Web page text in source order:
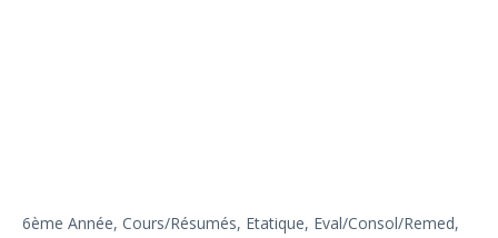
6ème Année, Cours/Résumés, Etatique, Eval/Consol/Remed,